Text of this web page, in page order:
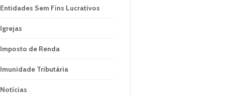
Entidades Sem Fins Lucrativos
Igrejas
Imposto de Renda
Imunidade Tributária
Notícias